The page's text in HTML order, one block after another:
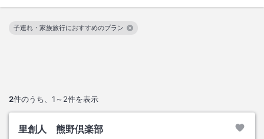
2件のうち、 1～2件を表示
子連れ・家族旅行におすすめのプラン
この絞り込み条件を解除
里創人 熊野倶楽部